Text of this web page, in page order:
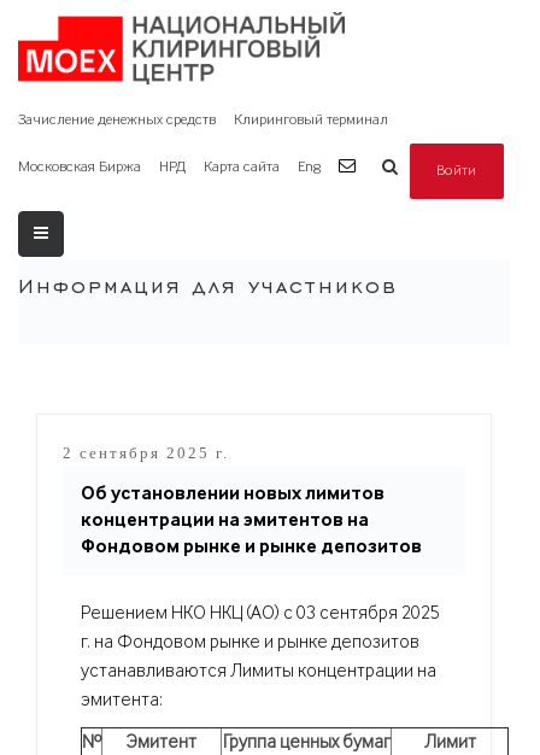
Зачисление денежных средств Клиринговый терминал
Московская Биржа НРД Карта сайта Eng Войти
Информация для участников
2 сентября 2025 г.
Об установлении новых лимитов
концентрации на эмитентов на
Фондовом рынке и рынке депозитов
Решением НКО НКЦ (АО) с 03 сентября 2025
г. на Фондовом рынке и рынке депозитов
устанавливаются Лимиты концентрации на
эмитента:
№ Эмитент Группа ценных бумаг
Лимит